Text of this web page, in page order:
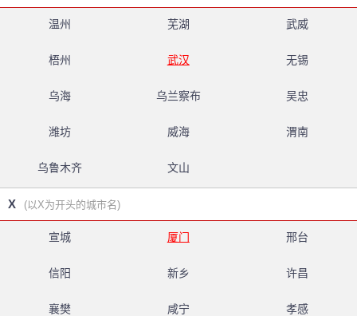
温州 芜湖 武威
梧州 武汉 无锡
乌海 乌兰察布 吴忠
潍坊 威海 渭南
乌鲁木齐 文山
X (以X为开头的城市名)
宣城 厦门 邢台
信阳 新乡 许昌
襄樊 咸宁 孝感